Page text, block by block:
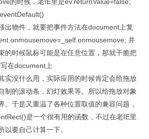
出物件，就要把事件方法在document上复
并
的时候鼠标可能是在任意位置，那就干脆把
在document上
实没什么用，实际应用的时候肯定会给拖放
制的滚动条，幻灯效果等。所以给拖放对象
。于是又重温了各种位置取值的兼容问题，
是一个很有用的函数，不过在老IE里
以要自己计算一下。